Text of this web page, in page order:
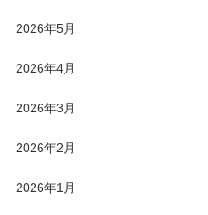
2026年5月
2026年4月
2026年3月
2026年2月
2026年1月